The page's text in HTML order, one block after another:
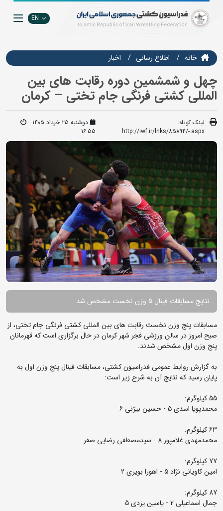
EN
خانه اطلاع رسانی اخبار
چهل و شمشمین دوره رقابت های بین
المللی کشتی فرنگی جام تختی – کرمان
لینک کوتاه:
http://iwf.ir/lnks/85894/-.aspx
دوشنبه ۲۵ خرداد ۱۴۰۵
16:55
نتایج مسابقات فینال 5 وزن نخست مشخص شد
مسابقات پنج وزن نخست رقابت های بین المللی کشتی فرنگی جام تختی، از
صبح امروز در سالن ورزشی فجر شهر کرمان در حال برگزاری است که قهرمانان
پنج وزن اول مشخص شدند.
به گزارش روابط عمومی فدراسیون کشتی، مسابقات فینال پنج وزن اول به
پایان رسید که نتایج آن به شرح زیر است:
55 کیلوگرم:
محمدپویا اسدی 5 - حسین بیژنی 6
63 کیلوگرم:
محمدمهدی غلامپور 8 - سیدمصطفی رضایی صفر
77 کیلوگرم:
امین کاویانی نژاد 5 - اهورا بویری 2
87 کیلوگرم:
جمال اسماعیلی 2 - یاسین یزدی 5